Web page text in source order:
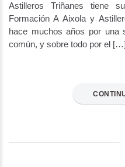
Astilleros Triñanes tiene
Formación A Aixola y
hace muchos años por una
común, y sobre todo por el […]